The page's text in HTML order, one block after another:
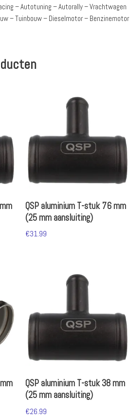
– Autotuning – Autorally – Vrachtwagen
– Tuinbouw – Dieselmotor – Benzinemotor
QSP aluminium T-stuk 76 mm
(25 mm aansluiting)
€31.99
QSP aluminium T-stuk 38 mm
(25 mm aansluiting)
€26.99